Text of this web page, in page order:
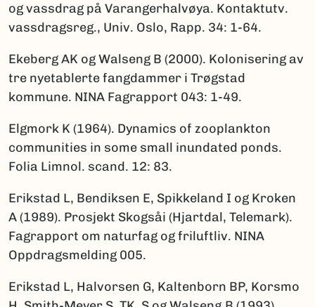
og vassdrag på Varangerhalvøya. Kontaktutv.
vassdragsreg., Univ. Oslo, Rapp. 34: 1-64.
Ekeberg AK og Walseng B (2000). Kolonisering av
tre nyetablerte fangdammer i Trøgstad
kommune. NINA Fagrapport 043: 1-49.
Elgmork K (1964). Dynamics of zooplankton
communities in some small inundated ponds.
Folia Limnol. scand. 12: 83.
Erikstad L, Bendiksen E, Spikkeland I og Kroken
A (1989). Prosjekt Skogsåi (Hjartdal, Telemark).
Fagrapport om naturfag og friluftliv. NINA
Oppdragsmelding 005.
Erikstad L, Halvorsen G, Kaltenborn BP, Korsmo